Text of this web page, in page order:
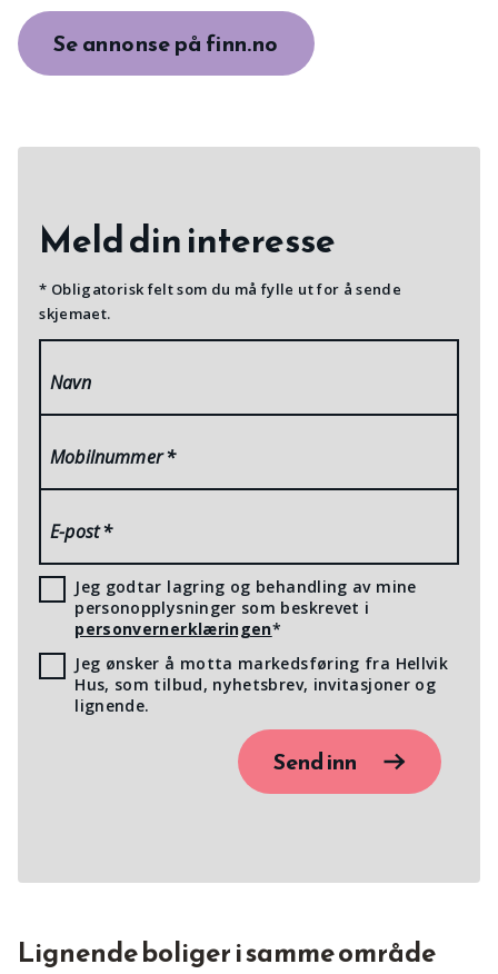
Se annonse på finn.no
Meld din interesse
* Obligatorisk felt som du må fylle ut for å sende
skjemaet.
Navn
Mobilnummer*
E-post*
Jeg godtar lagring og behandling av mine
personopplysninger som beskrevet i
personvernerklæringen*
Jeg ønsker å motta markedsføring fra Hellvik
Hus, som tilbud, nyhetsbrev, invitasjoner og
lignende.
Send inn
Lignende boliger i samme område